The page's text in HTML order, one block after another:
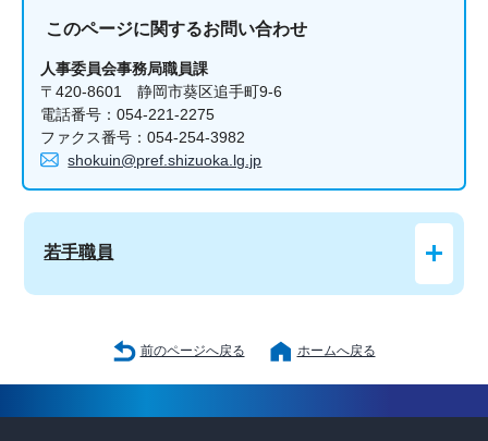
このページに関するお問い合わせ
人事委員会事務局職員課
〒420-8601 静岡市葵区追手町9-6
電話番号：054-221-2275
ファクス番号：054-254-3982
shokuin@pref.shizuoka.lg.jp
若手職員
前のページへ戻る ホームへ戻る